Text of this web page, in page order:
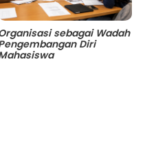
sebagai Wadah
Diri